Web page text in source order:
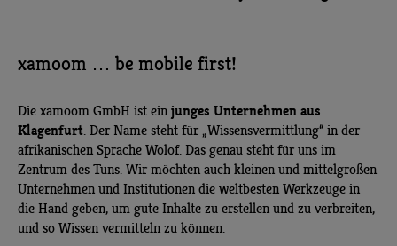
xamoom … be mobile first!
Die xamoom GmbH ist ein junges Unternehmen aus
Klagenfurt. Der Name steht für „Wissensvermittlung“ in der
afrikanischen Sprache Wolof. Das genau steht für uns im
Zentrum des Tuns. Wir möchten auch kleinen und mittelgroßen
Unternehmen und Institutionen die weltbesten Werkzeuge in
die Hand geben, um gute Inhalte zu erstellen und zu verbreiten,
und so Wissen vermitteln zu können.